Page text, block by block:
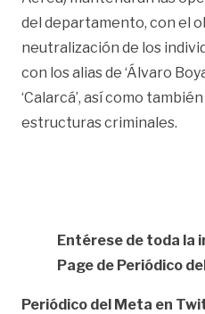
del departamento, con el
neutralización de los
con los alias de ‘Álvaro
‘Calarcá’, así como
estructuras criminales.
Entérese de toda la
Page de Periódico
Periódico del Meta en